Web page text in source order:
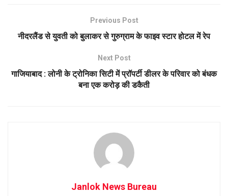
Previous Post
नीदरलैंड से युवती को बुलाकर से गुरुग्राम के फाइव स्टार होटल में रेप
Next Post
गाजियाबाद : लोनी के ट्रोनिका सिटी में प्रॉपर्टी डीलर के परिवार को बंधक
बना एक करोड़ की डकैती
Janlok News Bureau